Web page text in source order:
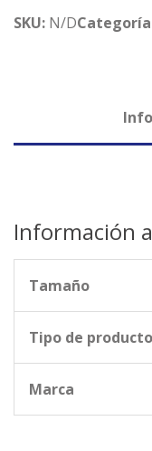
SKU: N/D
Información
Tamaño
Tipo de producto
Marca